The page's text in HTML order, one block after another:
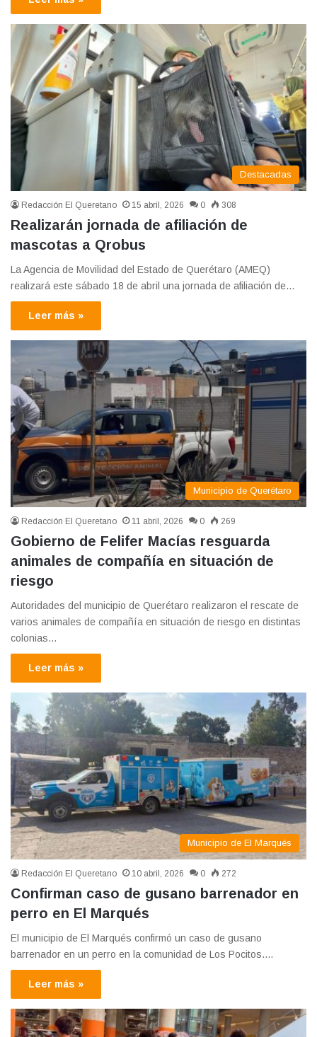
Destacadas
Redacción El Queretano 15 abril, 2026 0 308
Realizarán jornada de afiliación de
mascotas a Qrobus
La Agencia de Movilidad del Estado de Querétaro (AMEQ)
realizará este sábado 18 de abril una jornada de afiliación de…
Leer más »
Municipio de Querétaro
Redacción El Queretano 11 abril, 2026 0 269
Gobierno de Felifer Macías resguarda
animales de compañía en situación de
riesgo
Autoridades del municipio de Querétaro realizaron el rescate de
varios animales de compañía en situación de riesgo en distintas
colonias…
Leer más »
Municipio de El Marqués
Redacción El Queretano 10 abril, 2026 0 272
Confirman caso de gusano barrenador en
perro en El Marqués
El municipio de El Marqués confirmó un caso de gusano
barrenador en un perro en la comunidad de Los Pocitos.…
Leer más »